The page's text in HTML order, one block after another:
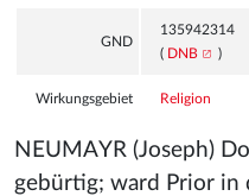
GND
135942314
( DNB )
Wirkungsgebiet Religion
NEUMAYR (Joseph)
gebürtig; ward Prior in